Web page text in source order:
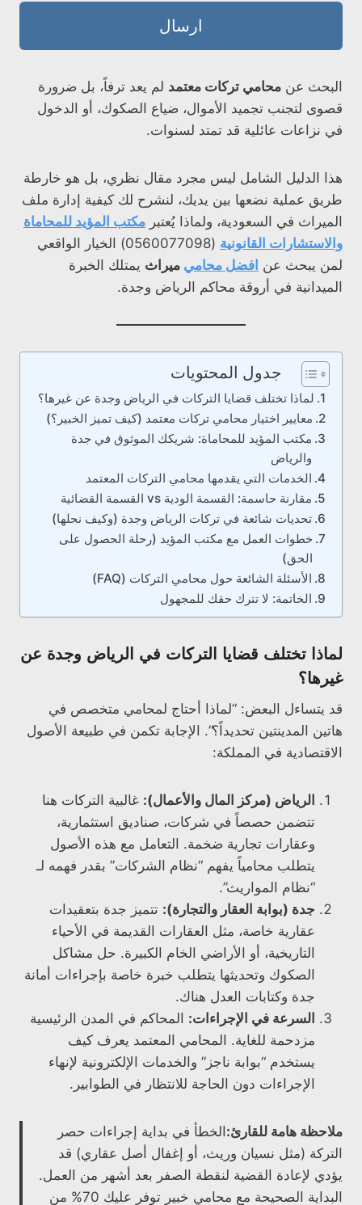
ارسال
البحث عن محامي تركات معتمد لم يعد ترفاً، بل ضرورة
قصوى لتجنب تجميد الأموال، ضياع الصكوك، أو الدخول
في نزاعات عائلية قد تمتد لسنوات.
هذا الدليل الشامل ليس مجرد مقال نظري، بل هو خارطة
طريق عملية نضعها بين يديك، لنشرح لك كيفية إدارة ملف
الميراث في السعودية، ولماذا يُعتبر مكتب المؤيد للمحاماة
والاستشارات القانونية
(0560077098) الخيار الواقعي
لمن يبحث عن افضل محامي ميراث يمتلك الخبرة
الميدانية في أروقة محاكم الرياض وجدة.
جدول المحتويات
لماذا تختلف قضايا التركات في الرياض وجدة عن غيرها؟
معايير اختيار محامي تركات معتمد (كيف تميز الخبير؟)
مكتب المؤيد للمحاماة: شريكك الموثوق في جدة
والرياض
الخدمات التي يقدمها محامي التركات المعتمد
مقارنة حاسمة: القسمة الودية vs القسمة القضائية
تحديات شائعة في تركات الرياض وجدة (وكيف نحلها)
خطوات العمل مع مكتب المؤيد (رحلة الحصول على
الحق)
الأسئلة الشائعة حول محامي التركات (FAQ)
الخاتمة: لا تترك حقك للمجهول
لماذا تختلف قضايا التركات في الرياض وجدة عن
غيرها؟
قد يتساءل البعض: “لماذا أحتاج لمحامي متخصص في
هاتين المدينتين تحديداً؟”. الإجابة تكمن في طبيعة الأصول
الاقتصادية في المملكة:
الرياض (مركز المال والأعمال): غالبية التركات هنا
تتضمن حصصاً في شركات، صناديق استثمارية،
وعقارات تجارية ضخمة. التعامل مع هذه الأصول
يتطلب محامياً يفهم “نظام الشركات” بقدر فهمه لـ
“نظام المواريث”.
جدة (بوابة العقار والتجارة): تتميز جدة بتعقيدات
عقارية خاصة، مثل العقارات القديمة في الأحياء
التاريخية، أو الأراضي الخام الكبيرة. حل مشاكل
الصكوك وتحديثها يتطلب خبرة خاصة بإجراءات أمانة
جدة وكتابات العدل هناك.
السرعة في الإجراءات: المحاكم في المدن الرئيسية
مزدحمة للغاية. المحامي المعتمد يعرف كيف
يستخدم “بوابة ناجز” والخدمات الإلكترونية لإنهاء
الإجراءات دون الحاجة للانتظار في الطوابير.
ملاحظة هامة للقارئ: الخطأ في بداية إجراءات حصر
التركة (مثل نسيان وريث، أو إغفال أصل عقاري) قد
يؤدي لإعادة القضية لنقطة الصفر بعد أشهر من العمل.
البداية الصحيحة مع محامي خبير توفر عليك 70% من